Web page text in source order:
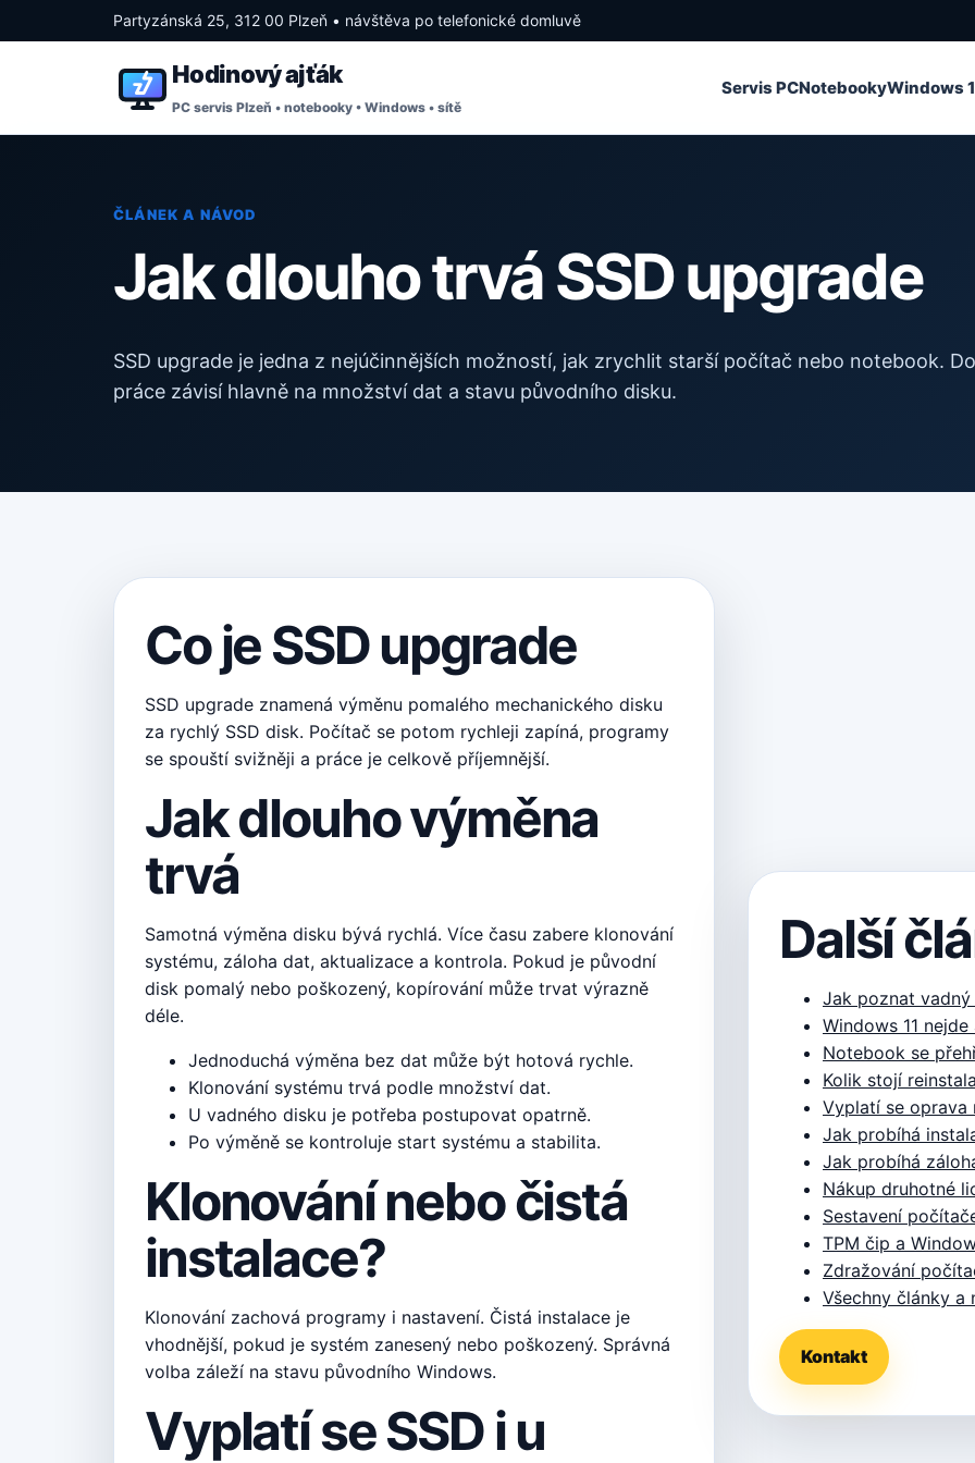
Partyzánská 25, 312 00 Plzeň • návštěva po telefonické domluvě
Hodinový ajťák
PC servis Plzeň • notebooky • Windows • sítě
Servis PCNotebookyWindows
ČLÁNEK A NÁVOD
Jak dlouho trvá SSD upgrade
SSD upgrade je jedna z nejúčinnějších možností, jak zrychlit starší počítač nebo notebook.
práce závisí hlavně na množství dat a stavu původního disku.
Co je SSD upgrade
SSD upgrade znamená výměnu pomalého mechanického disku
za rychlý SSD disk. Počítač se potom rychleji zapíná, programy
se spouští svižněji a práce je celkově příjemnější.
Jak dlouho výměna
trvá
Samotná výměna disku bývá rychlá. Více času zabere klonování
systému, záloha dat, aktualizace a kontrola. Pokud je původní
disk pomalý nebo poškozený, kopírování může trvat výrazně
déle.
Jednoduchá výměna bez dat může být hotová rychle.
Klonování systému trvá podle množství dat.
U vadného disku je potřeba postupovat opatrně.
Po výměně se kontroluje start systému a stabilita.
Klonování nebo čistá
instalace?
Klonování zachová programy i nastavení. Čistá instalace je
vhodnější, pokud je systém zanesený nebo poškozený. Správná
volba záleží na stavu původního Windows.
Vyplatí se SSD i u
Další
Jak poznat vadný
Windows 11
Notebook se
Kolik stojí
Vyplatí se oprava
Jak probíhá
Jak probíhá
Nákup druhotné
Sestavení
TPM čip a
Zdražování
Všechny články a
Kontakt